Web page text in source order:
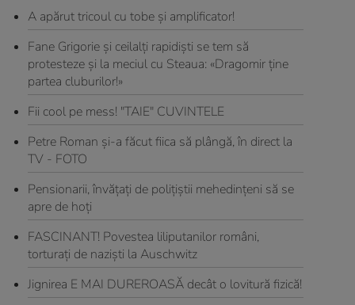
A apărut tricoul cu tobe şi amplificator!
Fane Grigorie și ceilalți rapidiști se tem să
protesteze şi la meciul cu Steaua: «Dragomir ţine
partea cluburilor!»
Fii cool pe mess! "TAIE" CUVINTELE
Petre Roman și-a făcut fiica să plângă, în direct la
TV - FOTO
Pensionarii, învăţaţi de poliţiştii mehedinţeni să se
apre de hoţi
FASCINANT! Povestea liliputanilor români,
torturaţi de nazişti la Auschwitz
Jignirea E MAI DUREROASĂ decât o lovitură fizică!